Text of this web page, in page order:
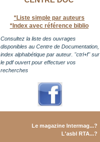
*Liste simple par auteurs
*Index avec référence biblio
Consultez la liste des ouvrages
disponibles au Centre de Documentation,
index alphabétique par auteur. "ctrl+f" sur
le pdf ouvert pour effectuer vos
recherches
Le magazine Intermag...?
L'asbl RTA...?